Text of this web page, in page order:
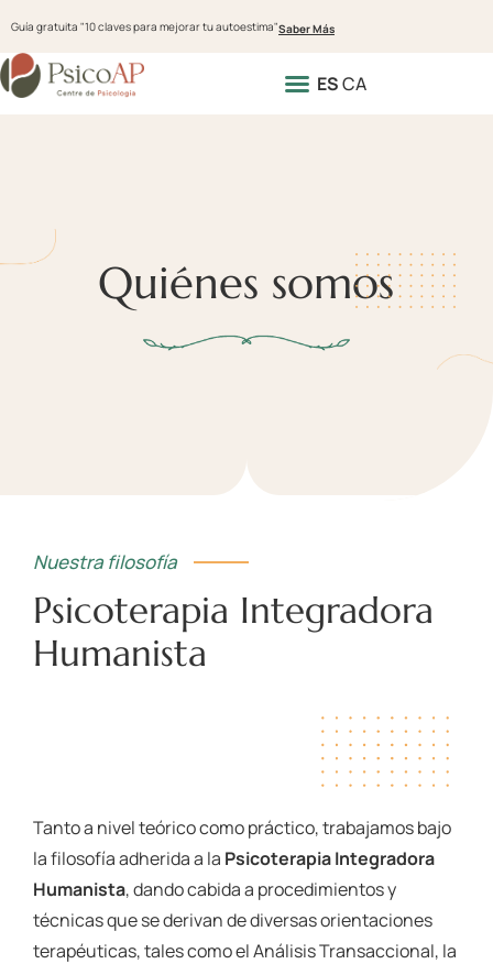
Guía gratuita "10 claves para mejorar tu autoestima"Saber Más
ESCA
Quiénes somos
Nuestra filosofía
Psicoterapia Integradora
Humanista
Tanto a nivel teórico como práctico, trabajamos bajo
la filosofía adherida a la Psicoterapia Integradora
Humanista, dando cabida a procedimientos y
técnicas que se derivan de diversas orientaciones
terapéuticas, tales como el Análisis Transaccional, la